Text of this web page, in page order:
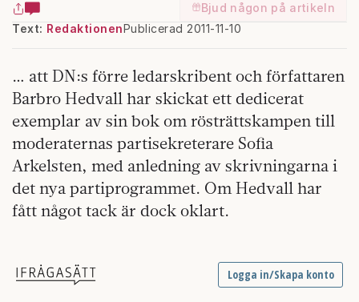
Bjud någon på artikeln
Text: RedaktionenPublicerad 2011-11-10
… att DN:s förre ledarskribent och författaren
Barbro Hedvall har skickat ett dedicerat
exemplar av sin bok om rösträttskampen till
moderaternas partisekreterare Sofia
Arkelsten, med anledning av skrivningarna i
det nya partiprogrammet. Om Hedvall har
fått något tack är dock oklart.